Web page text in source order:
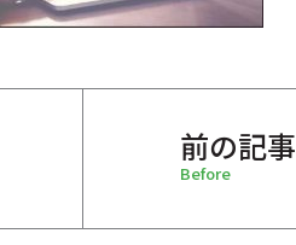
前の記事
Before